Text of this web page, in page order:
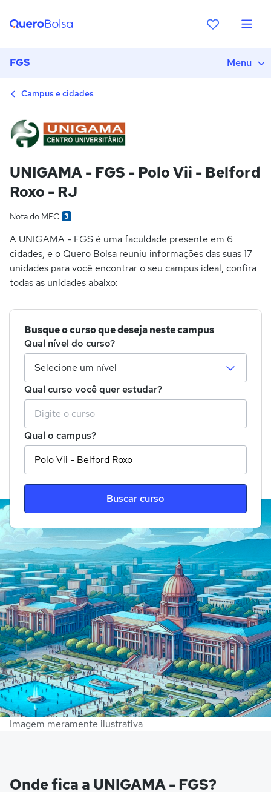
FGS Menu
Campus e cidades
UNIGAMA - FGS - Polo Vii - Belford
Roxo - RJ
Nota do MEC 3
A UNIGAMA - FGS é uma faculdade presente em 6
cidades, e o Quero Bolsa reuniu informações das suas 17
unidades para você encontrar o seu campus ideal, confira
todas as unidades abaixo:
Busque o curso que deseja neste campus
Qual nível do curso?
Qual curso você quer estudar?
Qual o campus?
Buscar curso
Imagem meramente ilustrativa
Onde fica a UNIGAMA - FGS?